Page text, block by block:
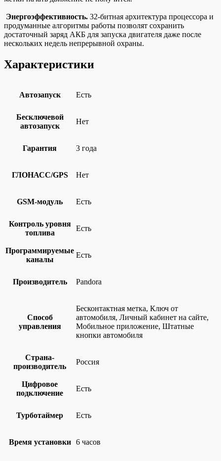
Энергоэффективность. 32-битная архитектура процессора и
продуманные алгоритмы работы позволят сохранить
достаточный заряд АКБ для запуска двигателя даже после
нескольких недель непрерывной охраны.
Характеристики
Автозапуск Есть
Бесключевой
автозапуск
Нет
Гарантия 3 года
ГЛОНАСС/GPS Нет
GSM-модуль Есть
Контроль уровня
топлива
Есть
Программируемые
каналы
Есть
Производитель Pandora
Способ
управления
Бесконтактная метка, Ключ от
автомобиля, Личный кабинет на сайте,
Мобильное приложение, Штатные
кнопки автомобиля
Страна-
производитель
Россия
Цифровое
подключение
Есть
Турботаймер Есть
Время установки 6 часов